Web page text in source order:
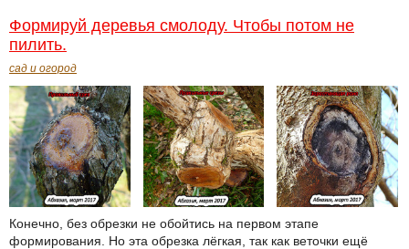
Формируй деревья смолоду. Чтобы потом не
пилить.
сад и огород
Конечно, без обрезки не обойтись на первом этапе
формирования. Но эта обрезка лёгкая, так как веточки ещё